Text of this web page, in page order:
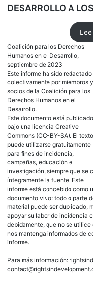
DESARROLLO A
Coalición para los Derechos
Humanos en el Desarrollo,
septiembre de 2023
Este informe ha sido redactado
colectivamente por miembros y
socios de la Coalición para los
Derechos Humanos en el
Desarrollo.
Este documento está publicado
bajo una licencia Creative
Commons (CC-BY-SA). El texto
puede utilizarse gratuitamente
para fines de incidencia,
campañas, educación e
investigación, siempre que se
íntegramente la fuente. Este
informe está concebido como
documento vivo: todo o parte
material puede ser duplicado,
apoyar su labor de incidencia
debidamente, que no se
nos mantenga informados de
informe.
Para más información: